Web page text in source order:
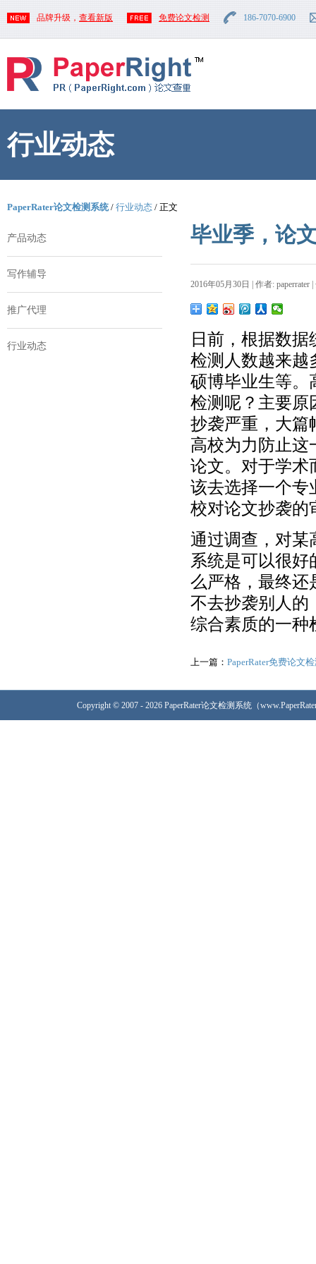
品牌升级， 查看新版 免费论文检测 186-7070-6900
行业动态
PaperRater论文检测系统/ 行业动态 / 正文
产品动态
写作辅导
推广代理
行业动态
毕业季，论
2016年05月30日 | 作者: paperrater
日前，根据数
检测人数越来越
硕博毕业生等。
检测呢？主要原
抄袭严重，大篇
高校为力防止这
论文。对于学术
该去选择一个专
校对论文抄袭的
通过调查，对某
系统是可以很
么严格，最终还
不去抄袭别人的
综合素质的一种
上一篇： PaperRater免费论文
Copyright © 2007 - 2026 PaperRater论文检测系统（